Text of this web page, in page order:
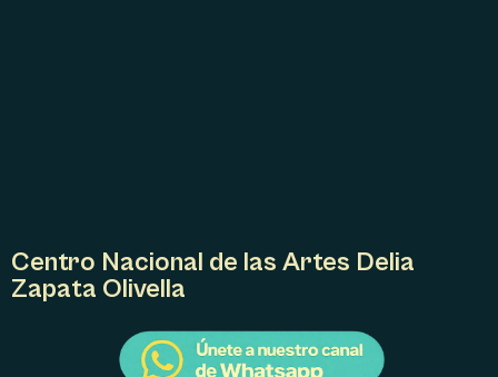
Centro Nacional de las Artes Delia
Zapata Olivella